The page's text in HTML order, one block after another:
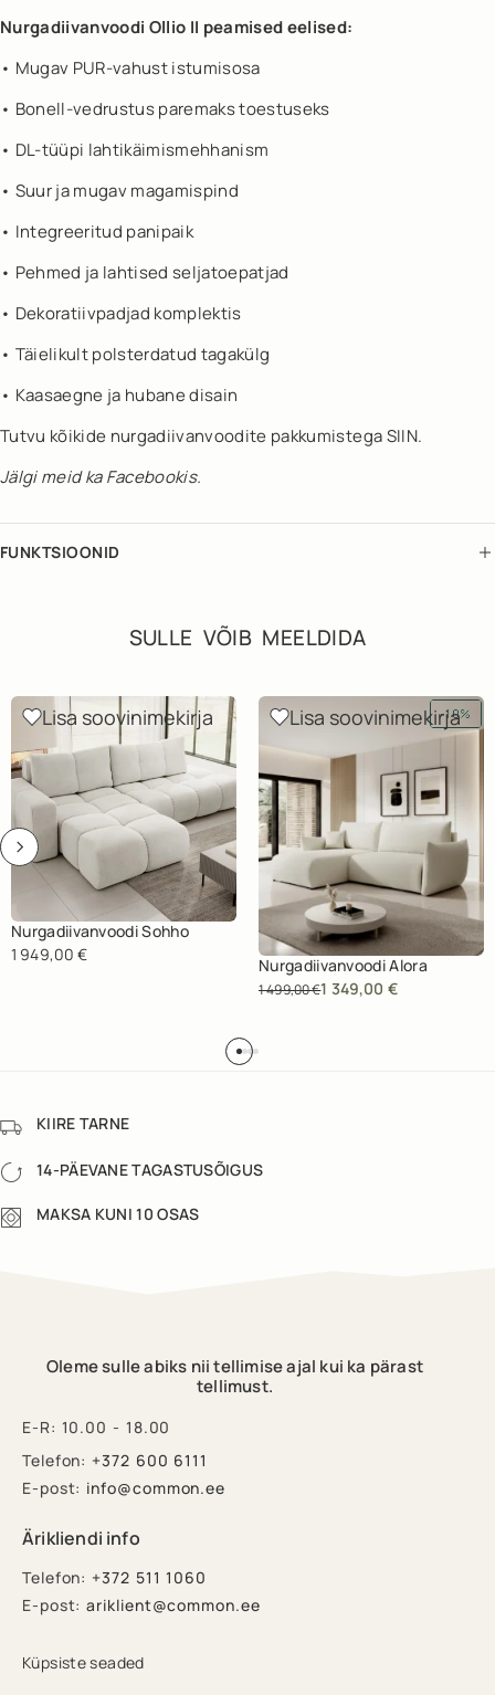
Nurgadiivanvoodi Ollio II peamised eelised:
• Mugav PUR-vahust istumisosa
• Bonell-vedrustus paremaks toestuseks
• DL-tüüpi lahtikäimismehhanism
• Suur ja mugav magamispind
• Integreeritud panipaik
• Pehmed ja lahtised seljatoepatjad
• Dekoratiivpadjad komplektis
• Täielikult polsterdatud tagakülg
• Kaasaegne ja hubane disain
Tutvu kõikide nurgadiivanvoodite pakkumistega SIIN.
Jälgi meid kaFacebookis.
FUNKTSIOONID
SULLE VÕIB MEELDIDA
Lisa soovinimekirja
Nurgadiivanvoodi Sohho
1 949,00€
-10%
Lisa soovinimekirja
Nurgadiivanvoodi Alora
1 499,00€1 349,00 €
KIIRE TARNE
14-PÄEVANE TAGASTUSÕIGUS
MAKSA KUNI 10 OSAS
Oleme sulle abiks nii tellimise ajal kui ka pärast
tellimust.
E-R: 10.00 - 18.00
Telefon: +372 600 6111
E-post: info@common.ee
Ärikliendi info
Telefon: +372 511 1060
E-post: ariklient@common.ee
Küpsiste seaded